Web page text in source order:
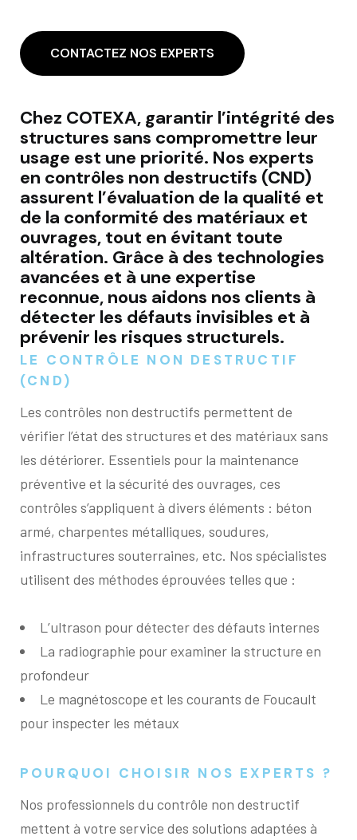
CONTACTEZ NOS EXPERTS
Chez COTEXA, garantir l’intégrité des
structures sans compromettre leur
usage est une priorité. Nos experts
en contrôles non destructifs (CND)
assurent l’évaluation de la qualité et
de la conformité des matériaux et
ouvrages, tout en évitant toute
altération. Grâce à des technologies
avancées et à une expertise
reconnue, nous aidons nos clients à
détecter les défauts invisibles et à
prévenir les risques structurels.
LE CONTRÔLE NON DESTRUCTIF
(CND)
Les contrôles non destructifs permettent de
vérifier l’état des structures et des matériaux sans
les détériorer. Essentiels pour la maintenance
préventive et la sécurité des ouvrages, ces
contrôles s’appliquent à divers éléments : béton
armé, charpentes métalliques, soudures,
infrastructures souterraines, etc. Nos spécialistes
utilisent des méthodes éprouvées telles que :
L’ultrason pour détecter des défauts internes
La radiographie pour examiner la structure en
profondeur
Le magnétoscope et les courants de Foucault
pour inspecter les métaux
POURQUOI CHOISIR NOS EXPERTS ?
Nos professionnels du contrôle non destructif
mettent à votre service des solutions adaptées à